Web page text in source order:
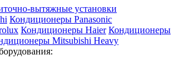
вытяжные установки
Кондиционеры Panasonic
Кондиционеры Haier Кондиционеры
Mitsubishi Heavy